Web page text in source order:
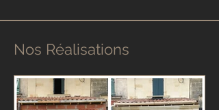
Nos Réalisations